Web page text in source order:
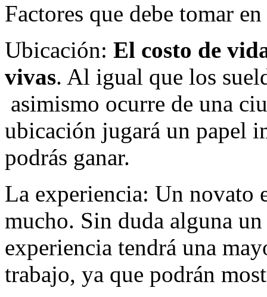
Factores que debe tomar
Ubicación: El costo de
vivas. Al igual que los
asimismo ocurre de una
ubicación jugará un papel
podrás ganar.
La experiencia: Un novato
mucho. Sin duda alguna
experiencia tendrá una
trabajo, ya que podrán